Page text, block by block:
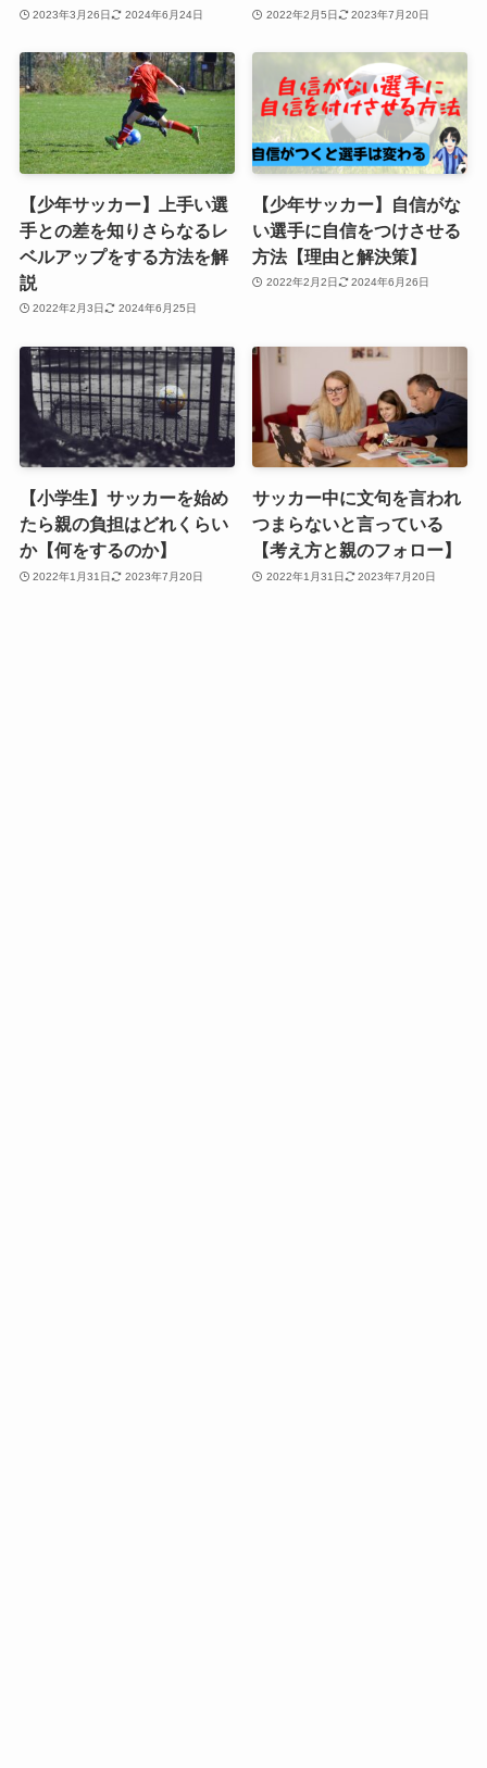
2023年3月26日 2024年6月24日 2022年2月5日 2023年7月20日
【少年サッカー】上手い選
手との差を知りさらなるレ
ベルアップをする方法を解
説
2022年2月3日 2024年6月25日
【少年サッカー】自信がな
い選手に自信をつけさせる
方法【理由と解決策】
2022年2月2日 2024年6月26日
【小学生】サッカーを始め
たら親の負担はどれくらい
か【何をするのか】
2022年1月31日 2023年7月20日
サッカー中に文句を言われ
つまらないと言っている
【考え方と親のフォロー】
2022年1月31日 2023年7月20日